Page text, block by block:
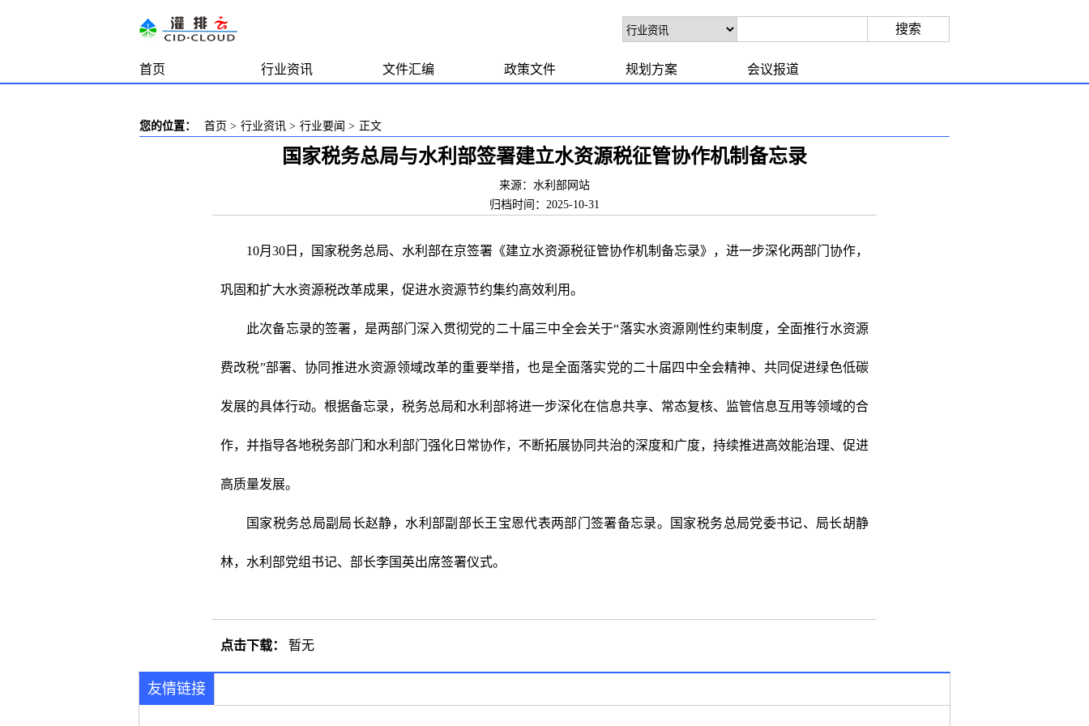
首页 行业资讯 文件汇编 政策文件 规划方案 会议报道
您的位置： 首页 > 行业资讯 > 行业要闻 > 正文
国家税务总局与水利部签署建立水资源税征管协作机制备忘录
来源：水利部网站
归档时间：2025-10-31
10月30日，国家税务总局、水利部在京签署《建立水资源税征管协作机制备忘录》，进一步深化两部门协作，
巩固和扩大水资源税改革成果，促进水资源节约集约高效利用。
此次备忘录的签署，是两部门深入贯彻党的二十届三中全会关于“落实水资源刚性约束制度，全面推行水资源
费改税”部署、协同推进水资源领域改革的重要举措，也是全面落实党的二十届四中全会精神、共同促进绿色低碳
发展的具体行动。根据备忘录，税务总局和水利部将进一步深化在信息共享、常态复核、监管信息互用等领域的合
作，并指导各地税务部门和水利部门强化日常协作，不断拓展协同共治的深度和广度，持续推进高效能治理、促进
高质量发展。
国家税务总局副局长赵静，水利部副部长王宝恩代表两部门签署备忘录。国家税务总局党委书记、局长胡静
林，水利部党组书记、部长李国英出席签署仪式。
点击下载： 暂无
友情链接